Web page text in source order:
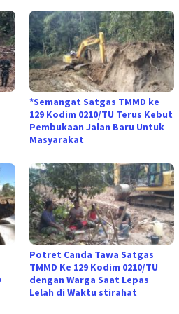
*Semangat Satgas TMMD ke
129 Kodim 0210/TU Terus Kebut
Pembukaan Jalan Baru Untuk
Masyarakat
Potret Canda Tawa Satgas
TMMD Ke 129 Kodim 0210/TU
dengan Warga Saat Lepas
Lelah di Waktu stirahat